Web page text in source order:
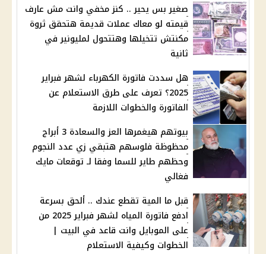
صغير بس يحير .. كنز مخفي وانت مش عارف
قيمته لو معاك عملات قديمة هتحقق ثروة
مكنتش تتخيلها وهتتحول لمليونير في
ثانية
هل سددت فاتورة الكهرباء لشهر فبراير
2025؟ تعرف على طرق الاستعلام عن
الفاتورة والخطوات اللازمة
بيوتهم هيغمرها العز والسعادة 3 أبراج
محظوظة فلوسهم هتبقي زي عدد النجوم
وحظهم طاير للسما وفقا لـ توقعات مايك
فغالي
قبل ما المية تقطع عندك .. ألحق بسرعة
ادفع فاتورة المياه لشهر فبراير 2025 من
على الموبايل وانت قاعد في البيت |
الخطوات وكيفية الاستعلام